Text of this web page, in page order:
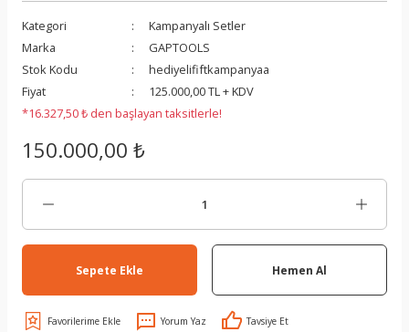
Kategori
Kampanyalı Setler
Marka
GAPTOOLS
Stok Kodu
hediyelififtkampanyaa
Fiyat
125.000,00 TL + KDV
*16.327,50 ₺ den başlayan taksitlerle!
150.000,00 ₺
Sepete Ekle Hemen Al
Yorum Yaz Tavsiye Et